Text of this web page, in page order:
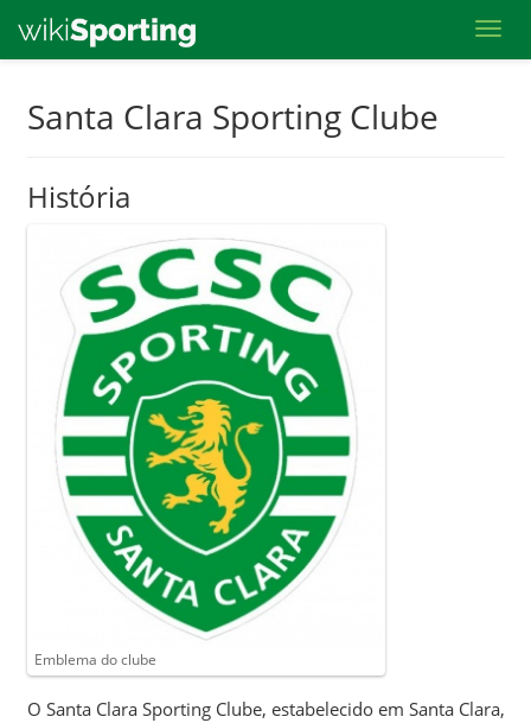
content
Santa Clara Sporting Clube
História
Emblema do clube
O Santa Clara Sporting Clube, estabelecido em Santa Clara,